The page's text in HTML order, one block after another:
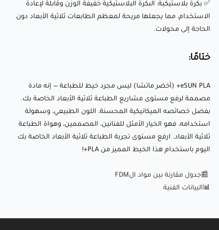
استخدامه، فهو الخيار الأمثل للفنانين، المصممين، وهواة الطباعة
📊 البيانات الفنية
✅ بكرة بلاستيكية: البكرة البلاستيكية خفيفة الوزن وقابلة لإعادة
الاستخدام، مما يجعلها مريحة لمعظم الطابعات ثلاثية الأبعاد دون
الحاجة إلى محولات.
ختامًا:
eSUN PLA+ (أخضر ماتشا) ليس مجرد خيط للطباعة — إنه مادة
مصممة لرفع مستوى مشاريع الطباعة ثلاثية الأبعاد الخاصة بك.
بفضل خصائصه الميكانيكية المحسنة، اللون الطبيعي، وسهولة
استخدامه، فهو الخيار الأمثل للفنانين، المصممين، وهواة الطباعة
ثلاثية الأبعاد. ارفع مستوى تجربة الطباعة ثلاثية الأبعاد الخاصة بك
اليوم باستخدام هذا الخيط المميز من PLA+!
📰جدول مقارنة بين مواد الFDM
📊البيانات الفنية